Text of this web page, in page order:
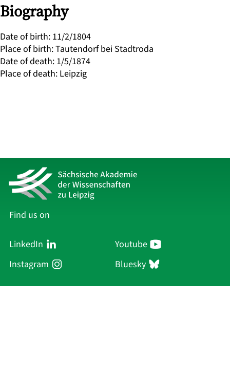
Biography
Date of birth: 11/2/1804
Place of birth:Tautendorf bei Stadtroda
Date of death: 1/5/1874
Place of death: Leipzig
Find us on
LinkedIn
Youtube
Instagram
Bluesky